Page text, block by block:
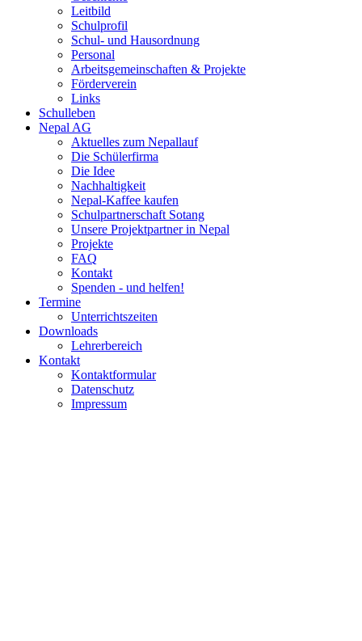
Leitbild
Schulprofil
Schul- und Hausordnung
Personal
Arbeitsgemeinschaften & Projekte
Förderverein
Links
Schulleben
Nepal AG
Aktuelles zum Nepallauf
Die Schülerfirma
Die Idee
Nachhaltigkeit
Nepal-Kaffee kaufen
Schulpartnerschaft Sotang
Unsere Projektpartner in Nepal
Projekte
FAQ
Kontakt
Spenden - und helfen!
Termine
Unterrichtszeiten
Downloads
Lehrerbereich
Kontakt
Kontaktformular
Datenschutz
Impressum